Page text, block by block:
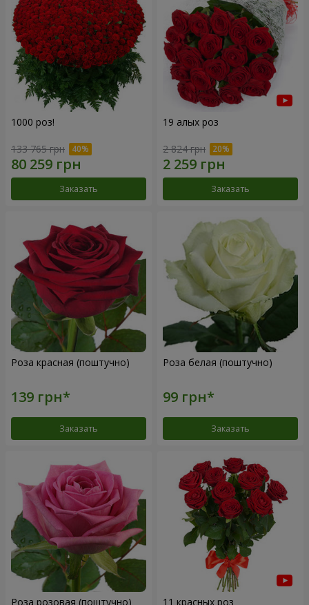
1000 роз!
133 765 грн
Заказать
19 алых роз
2 824 грн
Заказать
Роза красная (поштучно)
Заказать
Роза белая (поштучно)
Заказать
Роза розовая (поштучно) 11 красных роз